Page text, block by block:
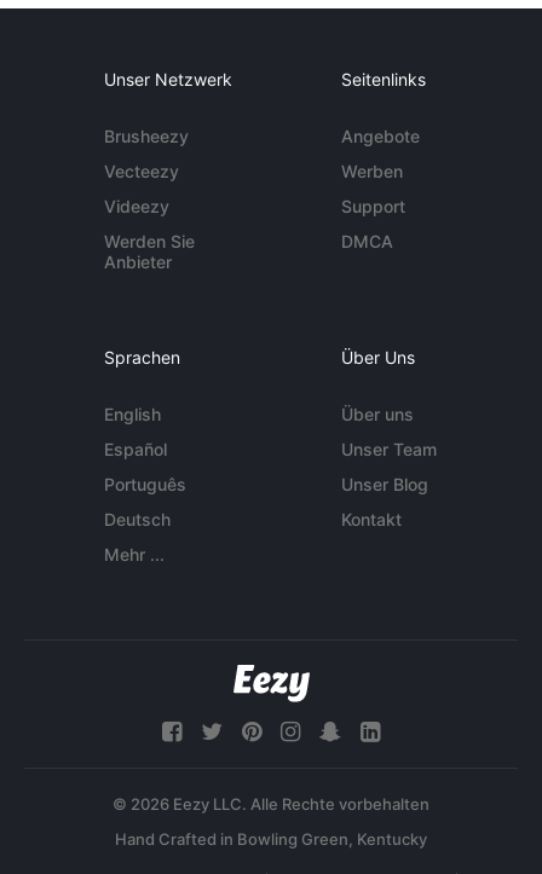
Unser Netzwerk
Brusheezy
Vecteezy
Videezy
Werden Sie
Anbieter
Seitenlinks
Angebote
Werben
Support
DMCA
Sprachen
English
Español
Português
Deutsch
Mehr ...
Über Uns
Über uns
Unser Team
Unser Blog
Kontakt
© 2026 Eezy LLC. Alle Rechte vorbehalten